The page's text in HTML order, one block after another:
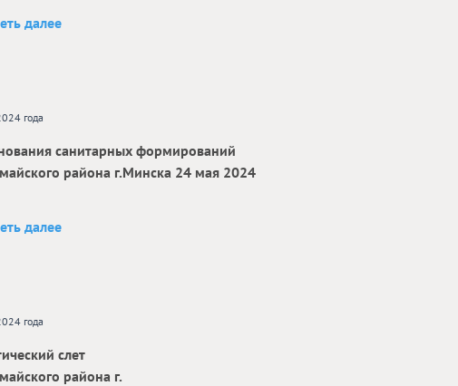
далее
года
санитарных формирований
района г.Минска 24 мая 2024
далее
года
слет
района г.